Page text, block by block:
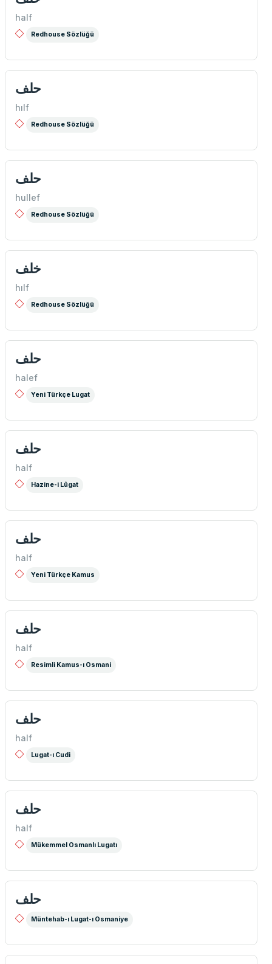
half
Redhouse Sözlüğü
حلف
hılf
Redhouse Sözlüğü
حلف
hullef
Redhouse Sözlüğü
خلف
hılf
Redhouse Sözlüğü
حلف
halef
Yeni Türkçe Lugat
حلف
half
Hazine-i Lûgat
حلف
half
Yeni Türkçe Kamus
حلف
half
Resimli Kamus-ı Osmani
حلف
half
Lugat-ı Cudi
حلف
half
Mükemmel Osmanlı Lugatı
حلف
Müntehab-ı Lugat-ı Osmaniye